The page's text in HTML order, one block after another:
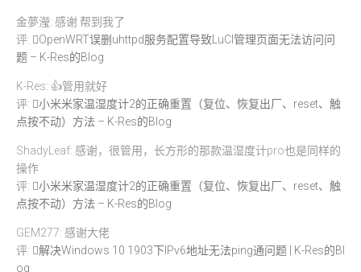
金夢瀅: 感谢 帮到我了
评:
OpenWRT误删uhttpd服务配置导致LuCI管理页面无法访问问
题 – K-Res的Blog
K-Res: 👍管用就好
评:
小米米家温湿度计2的正确重置（复位、恢复出厂、reset、触
点按不动）方法 – K-Res的Blog
ShadyLeaf: 感谢，很管用，长方形的那款温湿度计pro也是同样的
操作
评:
小米米家温湿度计2的正确重置（复位、恢复出厂、reset、触
点按不动）方法 – K-Res的Blog
GEM277: 感谢大佬
评:
解决Windows 10 1903下IPv6地址无法ping通问题 | K-Res的Bl
og